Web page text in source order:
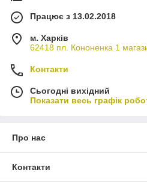
Працює з 13.02.2018
м. Харків
62418 пл. Кононенка 1
Контакти
Сьогодні вихідний
Показати весь графік
Про нас
Контакти